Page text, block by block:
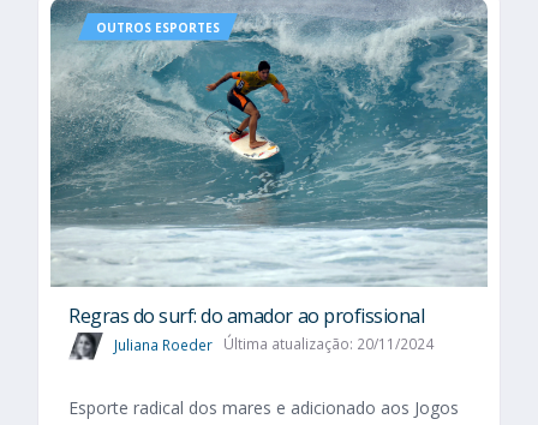
OUTROS ESPORTES
Regras do surf: do amador ao profissional
Juliana Roeder Última atualização: 20/11/2024
Esporte radical dos mares e adicionado aos Jogos